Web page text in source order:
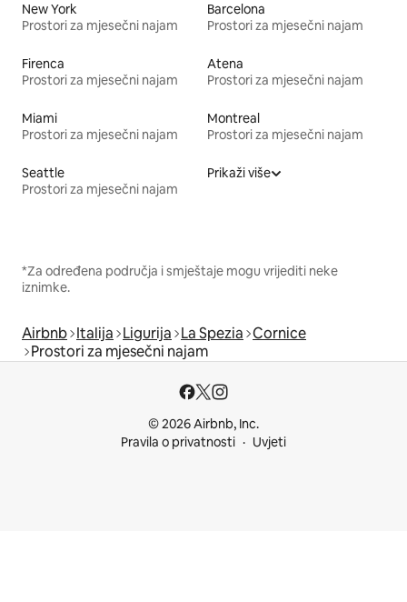
New York
Prostori za mjesečni najam
Barcelona
Prostori za mjesečni najam
Firenca
Prostori za mjesečni najam
Atena
Prostori za mjesečni najam
Miami
Prostori za mjesečni najam
Montreal
Prostori za mjesečni najam
Seattle
Prostori za mjesečni najam
Prikaži više
*Za određena područja i smještaje mogu vrijediti neke
iznimke.
Airbnb Italija Ligurija La Spezia Cornice
Prostori za mjesečni najam
© 2026 Airbnb, Inc.
Pravila o privatnosti
Uvjeti